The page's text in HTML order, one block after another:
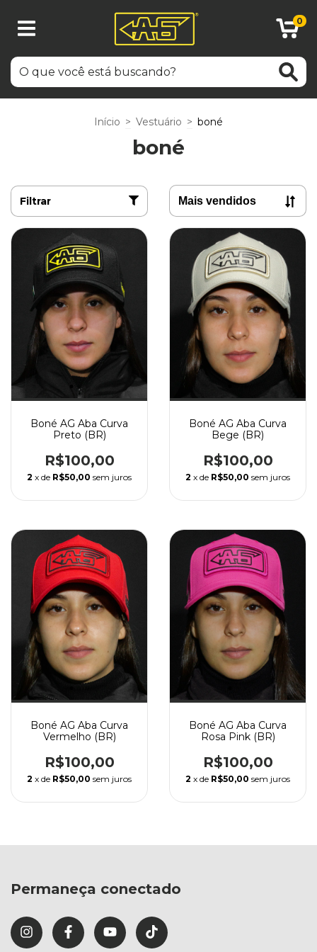
0
Início > Vestuário > boné
boné
Filtrar
Boné AG Aba Curva
Preto (BR)
R$100,00
2 x de R$50,00 sem juros
Boné AG Aba Curva
Bege (BR)
R$100,00
2 x de R$50,00 sem juros
Boné AG Aba Curva
Vermelho (BR)
R$100,00
2 x de R$50,00 sem juros
Boné AG Aba Curva
Rosa Pink (BR)
R$100,00
2 x de R$50,00 sem juros
Permaneça conectado